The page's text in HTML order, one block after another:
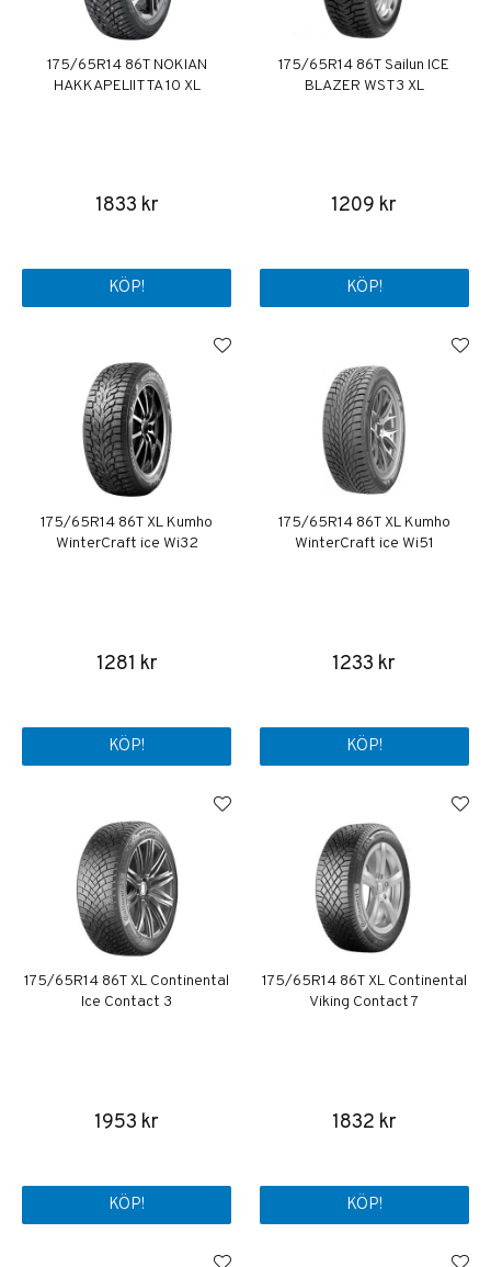
175/65R14 86T NOKIAN
HAKKAPELIITTA 10 XL
1833 kr
KÖP!
175/65R14 86T Sailun ICE
BLAZER WST3 XL
1209 kr
KÖP!
175/65R14 86T XL Kumho
WinterCraft ice Wi32
1281 kr
KÖP!
175/65R14 86T XL Kumho
WinterCraft ice Wi51
1233 kr
KÖP!
175/65R14 86T XL Continental
Ice Contact 3
1953 kr
KÖP!
175/65R14 86T XL Continental
Viking Contact 7
1832 kr
KÖP!